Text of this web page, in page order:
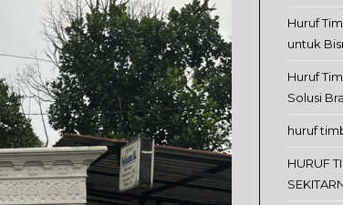
Huruf
untuk
Huruf
Solusi
huruf
HURUF